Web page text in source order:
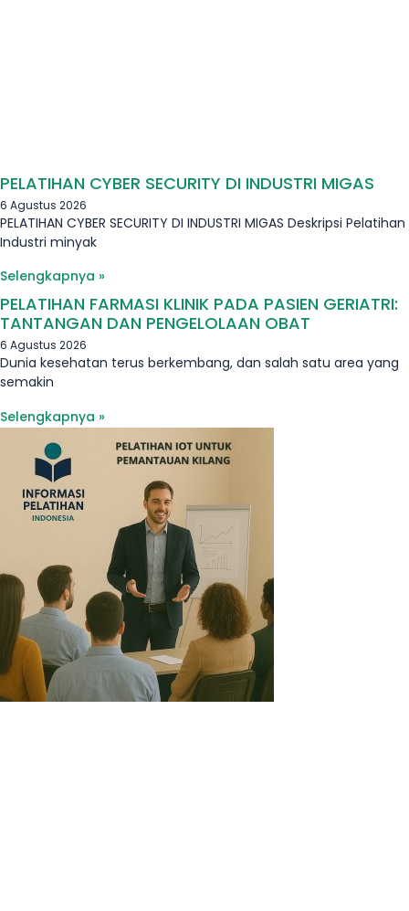
PELATIHAN CYBER SECURITY DI INDUSTRI MIGAS
6 Agustus 2026
PELATIHAN CYBER SECURITY DI INDUSTRI MIGAS Deskripsi Pelatihan
Industri minyak
Selengkapnya »
PELATIHAN FARMASI KLINIK PADA PASIEN GERIATRI:
TANTANGAN DAN PENGELOLAAN OBAT
6 Agustus 2026
Dunia kesehatan terus berkembang, dan salah satu area yang
semakin
Selengkapnya »